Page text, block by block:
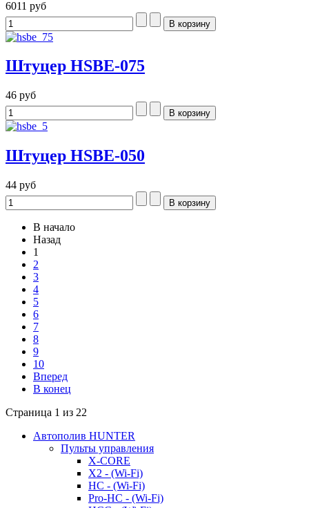
6011 руб
Штуцер HSBE-075
46 руб
Штуцер HSBE-050
44 руб
В начало
Назад
1
2
3
4
5
6
7
8
9
10
Вперед
В конец
Страница 1 из 22
Автополив HUNTER
Пульты управления
X-CORE
X2 - (Wi-Fi)
HC - (Wi-Fi)
Pro-HC - (Wi-Fi)